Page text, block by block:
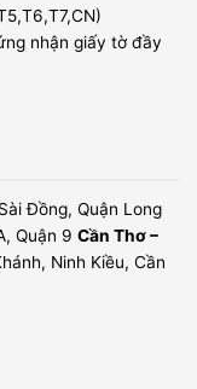
nhận giấy tờ đầy
Đồng, Quận Long
Quận 9 Cần Thơ –
Ninh Kiều, Cần